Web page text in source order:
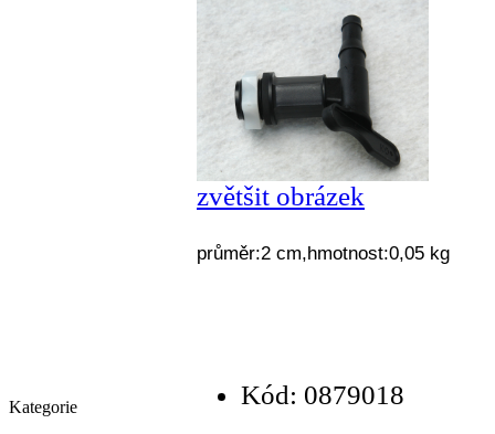
Kategorie
zvětšit obrázek
průměr:2 cm,hmotnost:0,05 kg
Kód: 0879018